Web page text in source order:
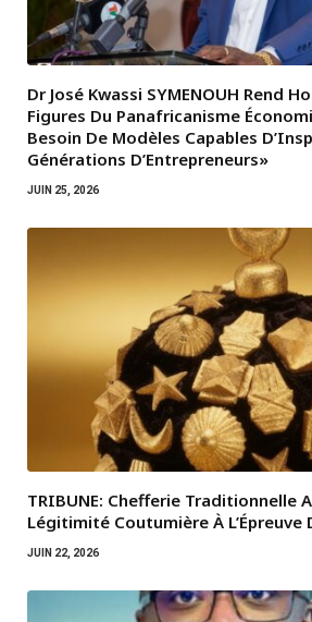
Dr José Kwassi SYMENOUH Rend
Figures Du Panafricanisme
Besoin De Modèles Capables
Générations D’Entrepreneurs»
JUIN 25, 2026
TRIBUNE: Chefferie Traditionnelle
Légitimité Coutumière À L’Épreuve
JUIN 22, 2026